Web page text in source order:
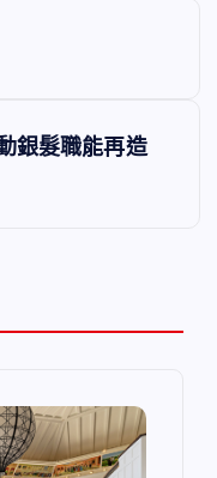
銀髮職能再造